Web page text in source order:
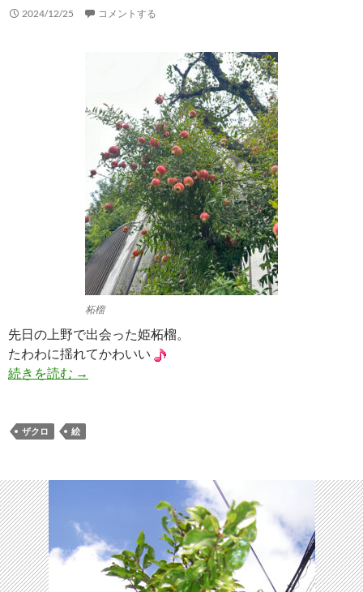
2024/12/25 コメントする
柘榴
先日の上野で出会った姫柘榴。
たわわに揺れてかわいい
続きを読む 柘榴
→
ザクロ 絵